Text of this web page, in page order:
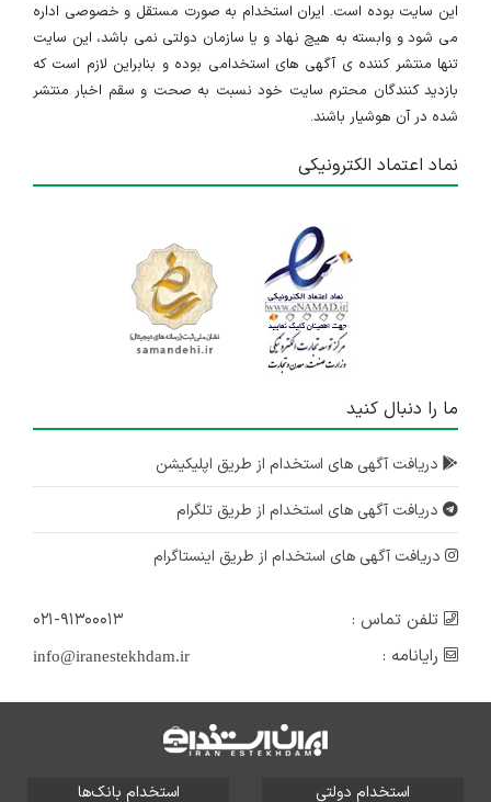
این سایت بوده است. ایران استخدام به صورت مستقل و خصوصی اداره
می شود و وابسته به هیچ نهاد و یا سازمان دولتی نمی باشد، این سایت
تنها منتشر کننده ی آگهی های استخدامی بوده و بنابراین لازم است که
بازدید کنندگان محترم سایت خود نسبت به صحت و سقم اخبار منتشر
شده در آن هوشیار باشند.
نماد اعتماد الکترونیکی
ما را دنبال کنید
دریافت آگهی های استخدام از طریق اپلیکیشن
دریافت آگهی های استخدام از طریق تلگرام
دریافت آگهی های استخدام از طریق اینستاگرام
تلفن تماس :
۰۲۱-۹۱۳۰۰۰۱۳
رایانامه :
info@iranestekhdam.ir
استخدام دولتی استخدام بانک‌ها